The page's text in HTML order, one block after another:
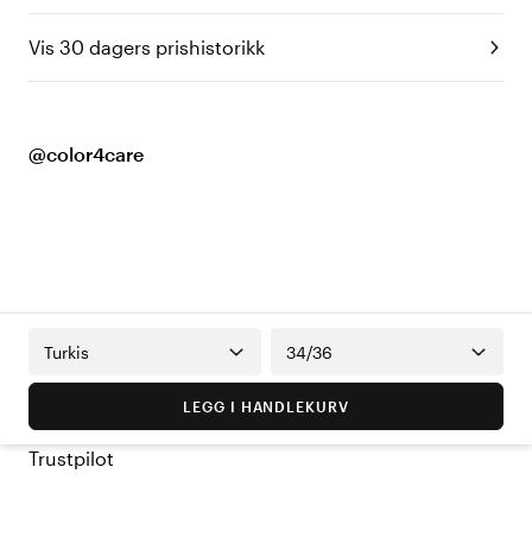
Vis 30 dagers prishistorikk
@color4care
Turkis 34/36
LEGG I HANDLEKURV
Trustpilot